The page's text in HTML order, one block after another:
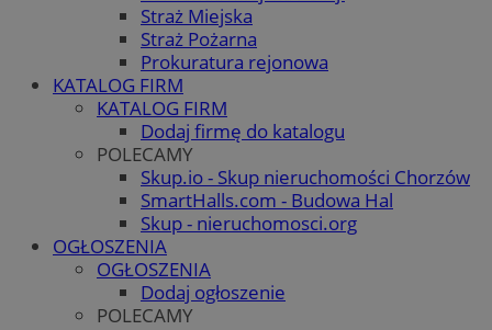
Straż Miejska
Straż Pożarna
Prokuratura rejonowa
KATALOG FIRM
KATALOG FIRM
Dodaj firmę do katalogu
POLECAMY
Skup.io - Skup nieruchomości Chorzów
SmartHalls.com - Budowa Hal
Skup - nieruchomosci.org
OGŁOSZENIA
OGŁOSZENIA
Dodaj ogłoszenie
POLECAMY